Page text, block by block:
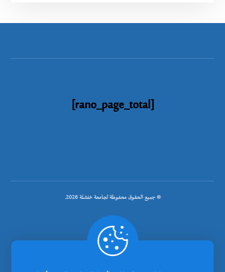
[rano_page_total]
© جميع الحقوق محفوظة لجامعة خنشلة 2026.
.